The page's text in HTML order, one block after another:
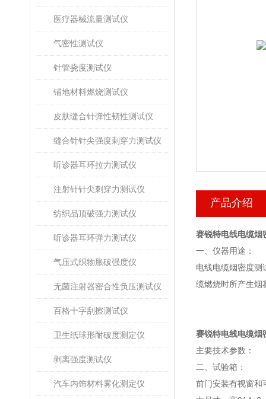
医疗器械流量测试仪
气密性测试仪
针管挠度测试仪
铺地材料燃烧测试仪
皮肤缝合针弹性韧性测试仪
缝合针针尖强度刺穿力测试仪
听诊器耳环拉力测试仪
注射针针尖刺穿力测试仪
纺织品顶破强力测试仪
听诊器耳环弹力测试仪
气压式织物胀破强度仪
无菌注射器密合性负压测试仪
百格十字刮擦测试仪
卫生纸球形耐破度测定仪
剥离强度测试仪
汽车内饰材料雾化测定仪
产品介绍
赛锐特电线电缆烟
一、仪器用途：
电线电缆烟密度测
缆燃烧时所产生烟
赛锐特电线电缆烟
主要技术参数：
二、试验箱：
前门安装有视窗和